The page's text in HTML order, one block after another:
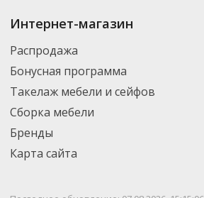
Интернет-магазин
Распродажа
Бонусная программа
Такелаж мебели и сейфов
Сборка мебели
Бренды
Карта сайта